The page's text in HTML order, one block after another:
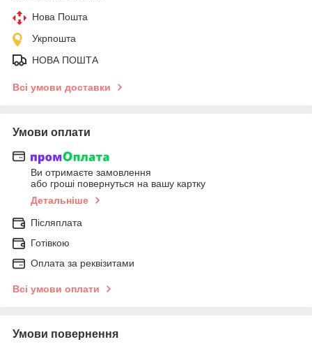
Нова Пошта
Укрпошта
НОВА ПОШТА
Всі умови доставки
Умови оплати
Ви отримаєте замовлення
або гроші повернуться на вашу картку
Детальніше
Післяплата
Готівкою
Оплата за реквізитами
Всі умови оплати
Умови повернення